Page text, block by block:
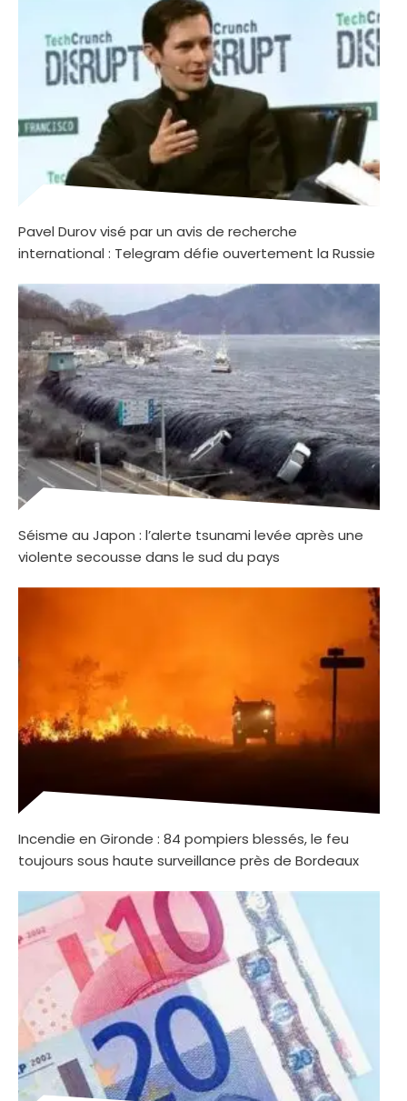
Pavel Durov visé par un avis de recherche
international : Telegram défie ouvertement la Russie
Séisme au Japon : l’alerte tsunami levée après une
violente secousse dans le sud du pays
Incendie en Gironde : 84 pompiers blessés, le feu
toujours sous haute surveillance près de Bordeaux